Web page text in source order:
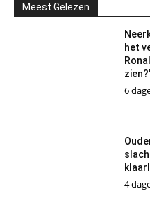
Meest Gelezen
het
zien?’
6
4